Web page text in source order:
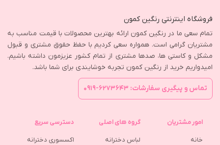
فروشگاه اینترنتی رنگین کمون
تمام سعی ما در رنگین کمون ارائه بهترین محصولات با قیمت مناسب به
مشتریان گرامی است. همواره سعی کردیم با حفظ حقوق مشتری و قبول
مشکل و کاستی ها، صدها مشتری از تمام کشور عزیزمون داشته باشیم.
امیدواریم خرید از رنگین کمون تجربه خوشایندی برای شما باشد.
تماس و پیگیری سفارشات: ۶۲۷۳۶۴۳-۰۹۱۹
امور مشتریان
خانه
گروه های اصلی
لباس دخترانه
دسترسی سریع
اکسسوری دخترانه